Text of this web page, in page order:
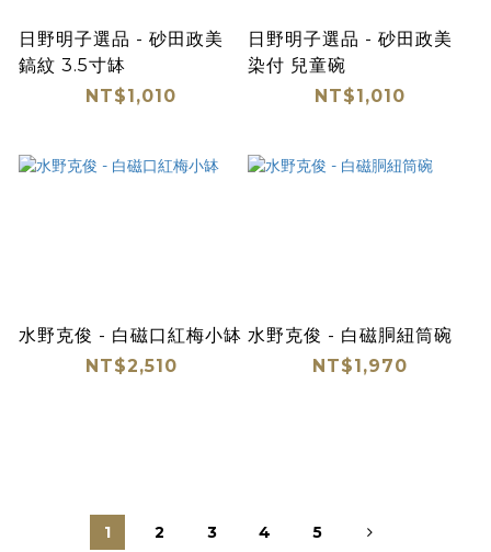
日野明子選品 - 砂田政美
鎬紋 3.5寸缽
NT$1,010
日野明子選品 - 砂田政美
染付 兒童碗
NT$1,010
水野克俊 - 白磁口紅梅小缽
NT$2,510
水野克俊 - 白磁胴紐筒碗
NT$1,970
1 2 3 4 5